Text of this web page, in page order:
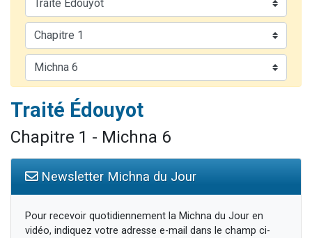
30 personnes viennent de faire un don pour Sauvez la jambe de Yohan
Il reste 49 places pour étudier en groupe sur Zoom
12 nouvelles musiques dans Torah-Box Music
Traité Édouyot
Chapitre 1 - Michna 6
Newsletter Michna du Jour
Pour recevoir quotidiennement la Michna du Jour en
vidéo, indiquez votre adresse e-mail dans le champ ci-